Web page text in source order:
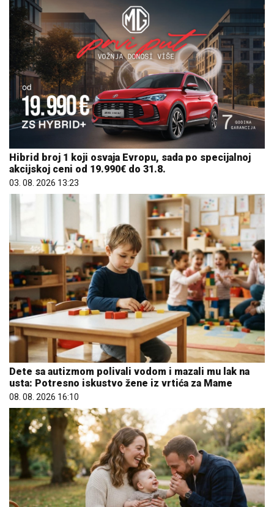
Hibrid broj 1 koji osvaja Evropu, sada po specijalnoj
akcijskoj ceni od 19.990€ do 31.8.
03. 08. 2026 13:23
Dete sa autizmom polivali vodom i mazali mu lak na
usta: Potresno iskustvo žene iz vrtića za Mame
08. 08. 2026 16:10